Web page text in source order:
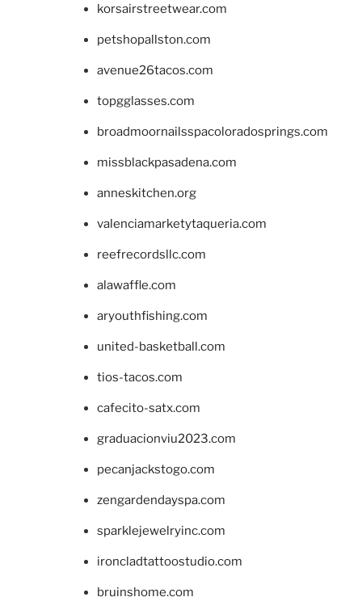
korsairstreetwear.com
petshopallston.com
avenue26tacos.com
topgglasses.com
broadmoornailsspacoloradosprings.com
missblackpasadena.com
anneskitchen.org
valenciamarketytaqueria.com
reefrecordsllc.com
alawaffle.com
aryouthfishing.com
united-basketball.com
tios-tacos.com
cafecito-satx.com
graduacionviu2023.com
pecanjackstogo.com
zengardendayspa.com
sparklejewelryinc.com
ironcladtattoostudio.com
bruinshome.com